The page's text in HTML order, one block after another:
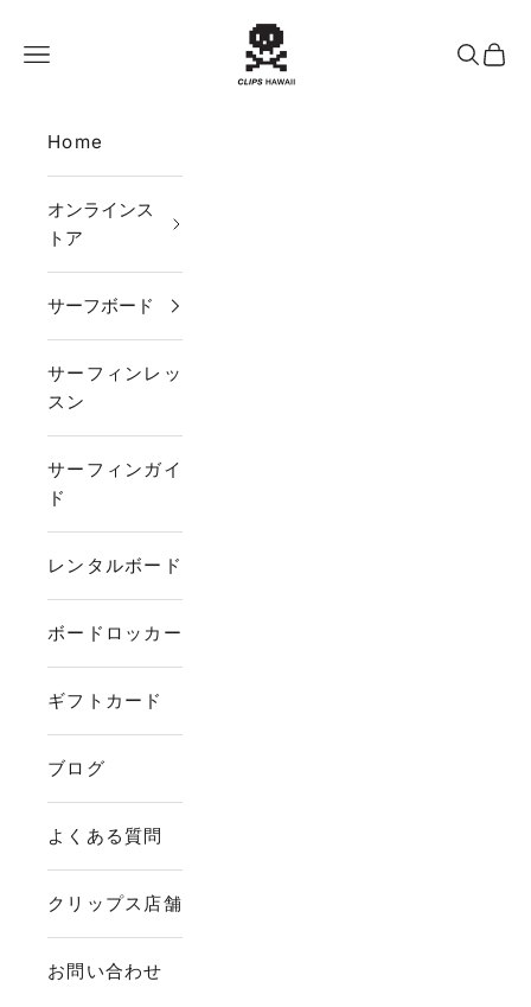
CLIPS HAWAII
メニュー
検索カー
Home
オンラインス
トア
サーフボード
サーフィンレッ
スン
サーフィンガイ
ド
レンタルボード
ボードロッカー
ギフトカード
ブログ
よくある質問
クリップス店舗
お問い合わせ